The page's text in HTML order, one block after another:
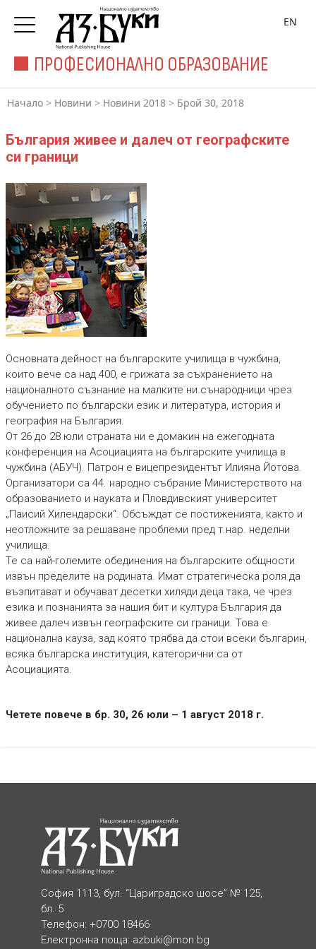
ПРОФЕСИОНАЛНО ОБРАЗОВАНИЕ
EN
Начало > Новини > Новини 2018 > Брой 30, 2018
България живее и далеч от географските
си граници
Основната дейност на българските училища в чужбина,
които вече са над 400, е грижата за съхранението на
националното съзнание на малките ни сънародници чрез
обучението по български език и литература, история и
география на България.
От 26 до 28 юли страната ни е домакин на ежегодната
конференция на Асоциацията на българските училища в
чужбина (АБУЧ). Патрон е вицепрезидентът Илияна Йотова.
Организатори са 44. народно събрание Министерството на
образованието и науката и Пловдивският университет
„Паисий Хилендарски“. Обсъждат се постиженията, както и
неотложните за решаване проблеми пред т.нар. неделни
училища.
Те са най-големите обединения на българските общности
извън пределите на родината. Имат стратегическа роля да
възпитават и обучават десетки хиляди деца така, че чрез
езика и познанията за нашия бит и култура България да
живее далеч извън географските си граници. Това е
национална кауза, зад която трябва да стои всеки българин,
всяка българска институция, категорични са от
Асоциацията.
Четете повече в бр. 30, 26 юли – 1 август 2018 г.
София 1113, бул. “Цариградско шосе” № 125,
бл. 5
Телефон: +0700 18466
Електронна поща: azbuki@mon.bg